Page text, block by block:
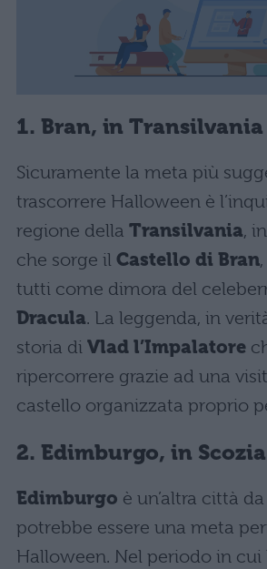
1. Bran, in Transilvania
Sicuramente la meta più
trascorrere Halloween è
regione della Transilvania,
che sorge il Castello di Bran
tutti come dimora del
Dracula. La leggenda, in
storia di Vlad l’Impalatore
ripercorrere grazie ad una
castello organizzata proprio
2. Edimburgo, in Scozia
Edimburgo è un’altra città
potrebbe essere una meta
Halloween. Nel periodo in cui